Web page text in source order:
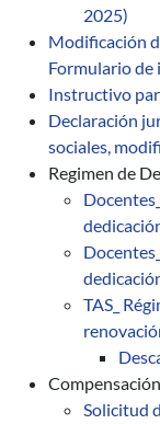
2025)
Modificación
Formulario de
Instructivo
Declaración
sociales,
Regimen de
TAS_
Solicitud